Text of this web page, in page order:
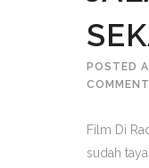
POSTED
Film Di
sudah